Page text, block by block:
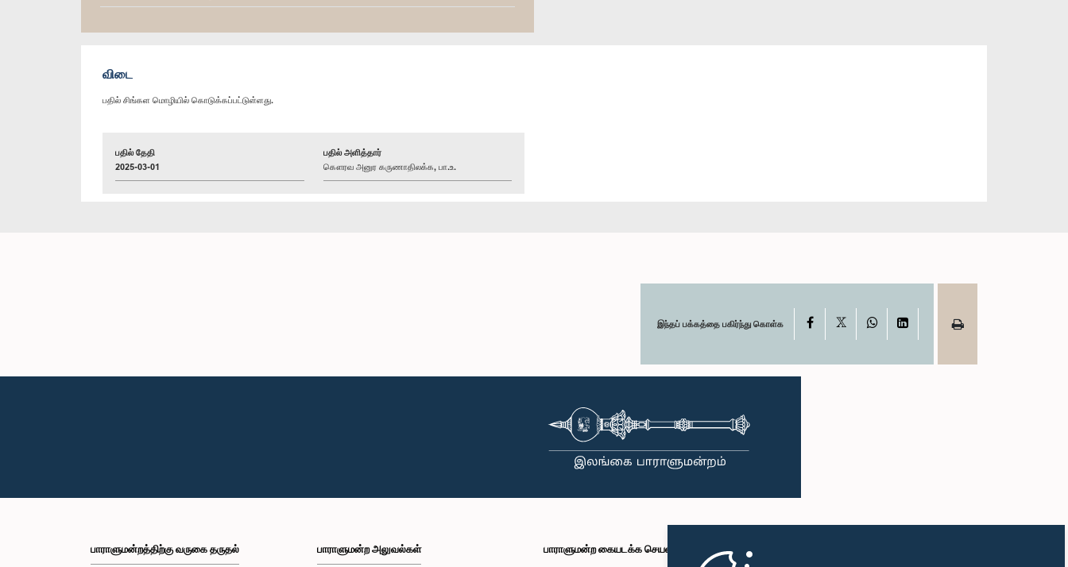
விடை
பதில் சிங்கள மொழியில் கொடுக்கப்பட்டுள்ளது.
பதில் தேதி
2025-03-01
பதில் அளித்தார்
கௌரவ அனுர கருணாதிலக்க, பா.உ.
இந்தப் பக்கத்தை பகிர்ந்து கொள்க Facebook WhatsAppLinkedIn
பாராளுமன்றத்திற்கு வருகை தருதல் பாராளுமன்ற அலுவல்கள் பாராளுமன்ற கையடக்க செயலி